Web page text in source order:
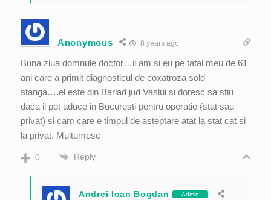
Anonymous 8 years ago
Buna ziua domnule doctor…il am si eu pe tatal meu de 61
ani care a primit diagnosticul de coxatroza sold
stanga….el este din Barlad jud Vaslui si doresc sa stiu
daca il pot aduce in Bucuresti pentru operatie (stat sau
privat) si cam care e timpul de asteptare atat la stat cat si
la privat. Multumesc
0 Reply
Andrei Ioan Bogdan Admin